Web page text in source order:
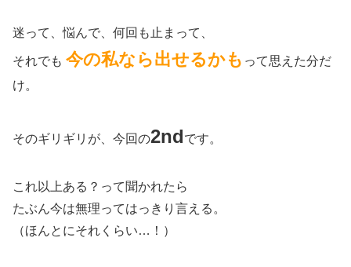
迷って、悩んで、何回も止まって、
それでも 今の私なら出せるかも って思えた分だ
け。
そのギリギリが、今回の2ndです。
これ以上ある？って聞かれたら
たぶん今は無理ってはっきり言える。
（ほんとにそれくらい…！）